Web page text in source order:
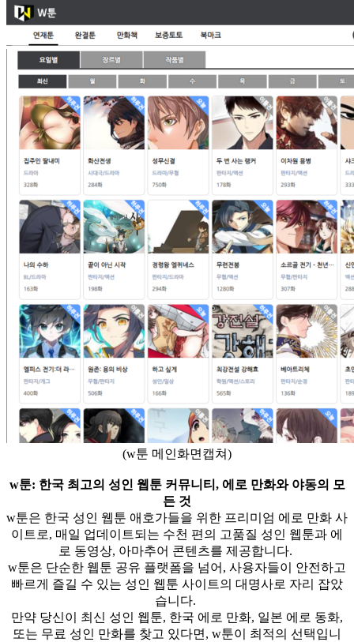
(w툰 메인화면캡쳐)
w툰: 한국 최고의 성인 웹툰 커뮤니티, 에로 만화와 야동의 모
든 것
w툰은 한국 성인 웹툰 애호가들을 위한 프리미엄 에로 만화 사
이트로, 매일 업데이트되는 수천 편의 고품질 성인 웹툰과 에
로 동영상, 아마추어 콘텐츠를 제공합니다.
w툰은 단순한 웹툰 공유 플랫폼을 넘어, 사용자들이 안전하고
빠르게 즐길 수 있는 성인 웹툰 사이트의 대명사로 자리 잡았
습니다.
만약 당신이 최신 성인 웹툰, 한국 에로 만화, 일본 에로 동화,
또는 무료 성인 만화를 찾고 있다면, w툰이 최적의 선택입니